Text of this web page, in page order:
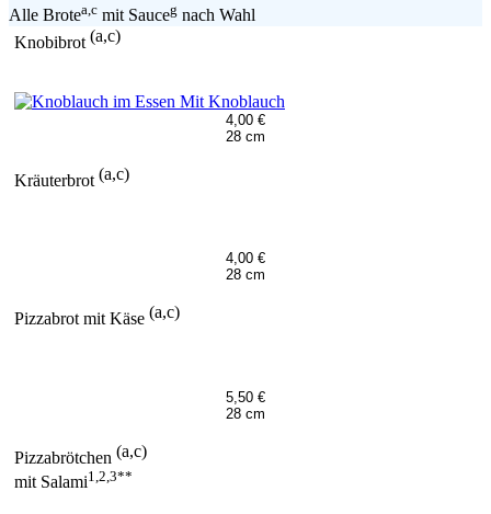
Alle Brotea,c mit Sauceg nach Wahl
Knobibrot (a,c)
Mit Knoblauch
4,00 €
28 cm
Kräuterbrot (a,c)
4,00 €
28 cm
Pizzabrot mit Käse (a,c)
5,50 €
28 cm
Pizzabrötchen (a,c)
mit Salami1,2,3**